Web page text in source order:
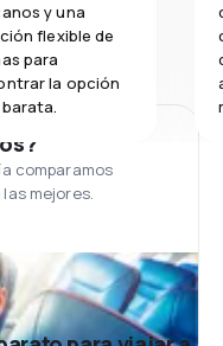
y una
flexible de
para
la opción
comparamos
mejores.